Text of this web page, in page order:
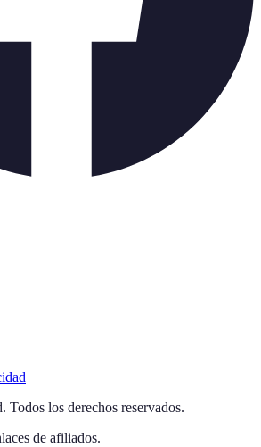
. Todos los derechos reservados.
de afiliados.